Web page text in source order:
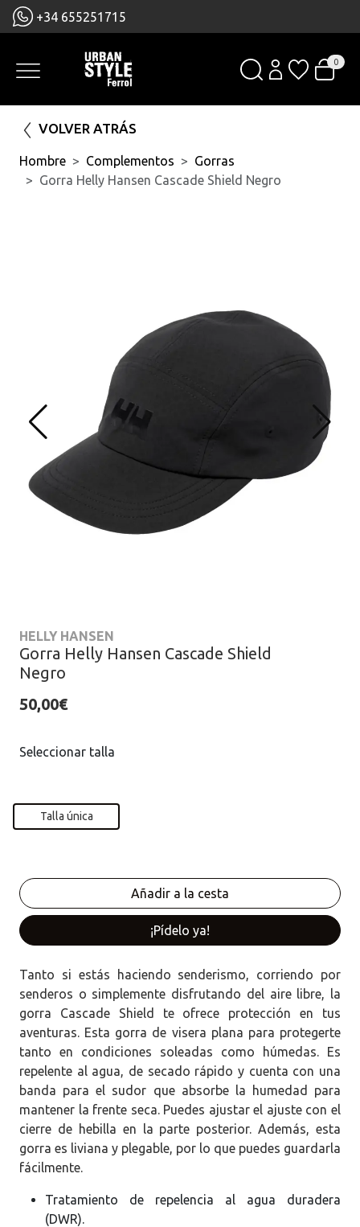
+34 655251715
0
VOLVER ATRÁS
Hombre Complementos
Gorras
Gorra Helly Hansen Cascade Shield Negro
HELLY HANSEN
Gorra Helly Hansen Cascade Shield
Negro
50,00€
Seleccionar talla
Talla única
¡Pídelo ya!
Tanto si estás haciendo senderismo, corriendo por
senderos o simplemente disfrutando del aire libre, la
gorra Cascade Shield te ofrece protección en tus
aventuras. Esta gorra de visera plana para protegerte
tanto en condiciones soleadas como húmedas. Es
repelente al agua, de secado rápido y cuenta con una
banda para el sudor que absorbe la humedad para
mantener la frente seca. Puedes ajustar el ajuste con el
cierre de hebilla en la parte posterior. Además, esta
gorra es liviana y plegable, por lo que puedes guardarla
fácilmente.
Tratamiento de repelencia al agua duradera
(DWR).